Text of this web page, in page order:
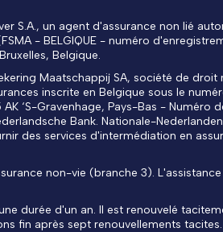
S.A., un agent d'assurance non lié
- BELGIQUE - numéro
Belgique.
Maatschappij SA, société de droit
inscrite en Belgique sous le
‘S-Gravenhage, Pays-Bas - Numéro
Bank. Nationale-
des services d'intermédiation en
non-vie (branche 3).
durée d'un an. Il est renouvelé
fin après sept renouvellements tacites.